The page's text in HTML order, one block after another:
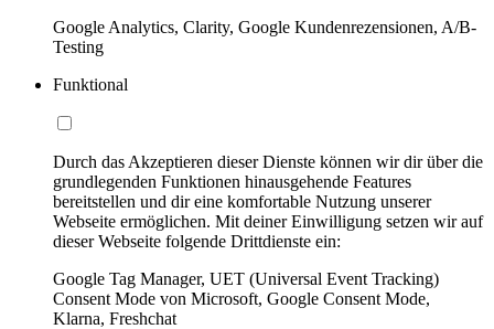
Google Analytics, Clarity, Google Kundenrezensionen, A/B-
Testing
Funktional
Durch das Akzeptieren dieser Dienste können wir dir über die
grundlegenden Funktionen hinausgehende Features
bereitstellen und dir eine komfortable Nutzung unserer
Webseite ermöglichen. Mit deiner Einwilligung setzen wir auf
dieser Webseite folgende Drittdienste ein:
Google Tag Manager, UET (Universal Event Tracking)
Consent Mode von Microsoft, Google Consent Mode,
Klarna, Freshchat